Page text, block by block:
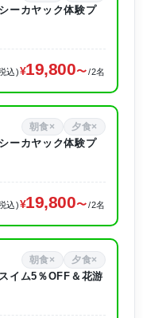
ーカヤック体験プ
込) 19,800 /2名
朝食× 夕食×
ーカヤック体験プ
込) 19,800 /2名
朝食× 夕食×
イム5％OFF＆花游